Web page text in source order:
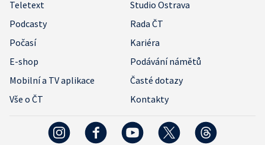
Teletext
Studio Ostrava
Podcasty
Rada ČT
Počasí
Kariéra
E-shop
Podávání námětů
Mobilní a TV aplikace
Časté dotazy
Vše o ČT
Kontakty